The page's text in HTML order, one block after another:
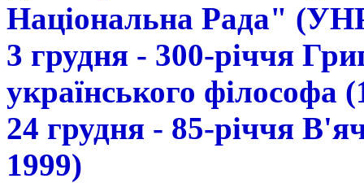
Національна Рада"
3 грудня - 300-річчя
українського філософа
24 грудня - 85-річчя
1999)